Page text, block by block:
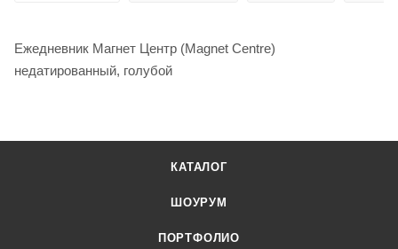
Ежедневник Магнет Центр (Magnet Centre)
недатированный, голубой
КАТАЛОГ
ШОУРУМ
ПОРТФОЛИО